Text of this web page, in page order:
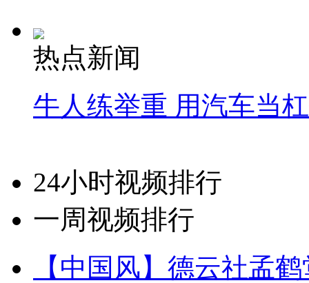
热点新闻
牛人练举重 用汽车当
24小时视频排行
一周视频排行
【中国风】德云社孟